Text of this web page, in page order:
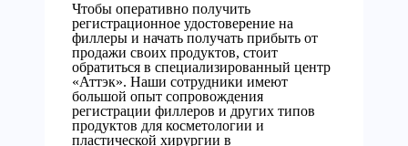
Чтобы оперативно получить
регистрационное удостоверение на
филлеры и начать получать прибыть от
продажи своих продуктов, стоит
обратиться в специализированный центр
«Аттэк». Наши сотрудники имеют
большой опыт сопровождения
регистрации филлеров и других типов
продуктов для косметологии и
пластической хирургии в